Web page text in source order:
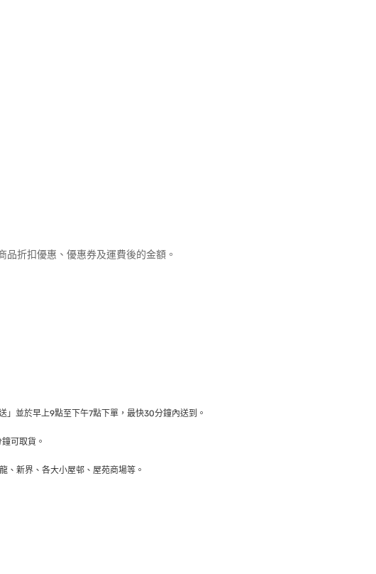
折扣優惠、優惠券及運費後的金額。
並於早上9點至下午7點下單，最快30分鐘內送到​。
可取貨。
、新界、各大小屋邨、屋苑商場等。